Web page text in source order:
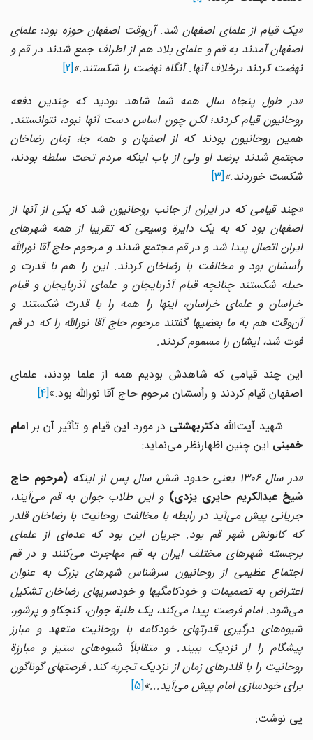
«یک قیام از علماى اصفهان شد. آن‌وقت اصفهان حوزه بود؛ علماى
اصفهان آمدند به قم و علماى بلاد هم از اطراف جمع شدند در قم و
نهضت کردند برخلاف آنها. آنگاه نهضت را شکستند.»[2]
«در طول پنجاه سال همه شما شاهد بودید که چندین دفعه
روحانیون قیام کردند؛ لکن چون اساس دست آنها نبود، نتوانستند.
همین روحانیون بودند که از اصفهان و همه جا، زمان رضاخان
مجتمع شدند برضد او ولى از باب اینکه مردم تحت سلطه بودند،
شکست خوردند.»[3]
«چند قیامى که در ایران از جانب روحانیون شد که یکى از آنها از
اصفهان بود که به یک دایرة وسیعى که تقریبا از همه شهرهاى
ایران اتصال پیدا شد و در قم مجتمع شدند و مرحوم حاج آقا نوراللّه
رأسشان بود و مخالفت با رضاخان کردند. این را هم با قدرت و
حیله شکستند چنانچه قیام آذربایجان و علماى آذربایجان و قیام
خراسان و علماى خراسان، اینها را همه را با قدرت شکستند و
آن‌وقت هم به ما بعضیها گفتند مرحوم حاج آقا نوراللّه را که در قم
فوت شد، ایشان را مسموم کردند.
این چند قیامى که شاهدش بودیم همه از علما بودند، علماى
اصفهان قیام کردند و رأسشان مرحوم حاج آقا نوراللّه بود.»[4]
شهید آیت‌اللّهدکتربهشتىدر مورد این قیام و تأثیر آن برامام
خمینىاین چنین اظهارنظر مى‌نماید:
«در سال 1306 یعنى حدود شش سال پس از اینکه
(مرحوم حاج
شیخ عبدالکریم حایرى یزدى)و این طلاب جوان به قم مى‌آیند،
جریانى پیش مى‌آید در رابطه با مخالفت روحانیت با رضاخان قلدر
که کانونش شهر قم بود. جریان این بود که عده‌اى از علماى
برجسته شهرهاى مختلف ایران به قم مهاجرت مى‌کنند و در قم
اجتماع عظیمى از روحانیون سرشناس شهرهاى بزرگ به عنوان
اعتراض به تصمیمات و خودکامگیها و خودسریهاى رضاخان تشکیل
مى‌شود. امام فرصت پیدا مى‌کند، یک طلبة جوان، کنجکاو و پرشور،
شیوه‌هاى درگیرى قدرتهاى خودکامه با روحانیت متعهد و مبارز
پیشگام را از نزدیک ببیند. و متقابلاً شیوه‌هاى ستیز و مبارزة
روحانیت را با قلدرهاى زمان از نزدیک تجربه کند. فرصتهاى گوناگون
براى خودسازى امام پیش مى‌آید...»[5]
پی نوشت: